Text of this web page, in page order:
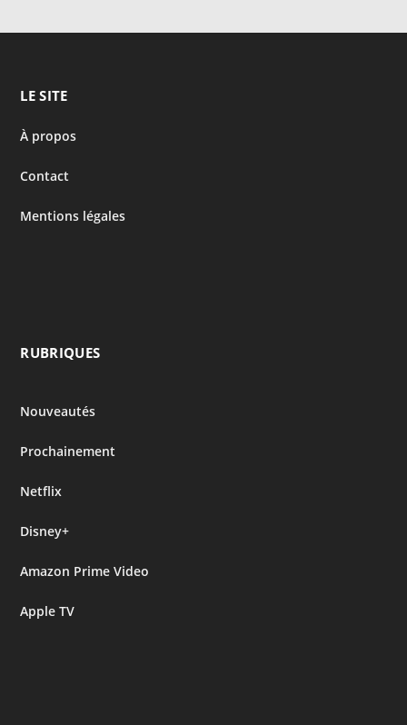
LE SITE
À propos
Contact
Mentions légales
RUBRIQUES
Nouveautés
Prochainement
Netflix
Disney+
Amazon Prime Video
Apple TV